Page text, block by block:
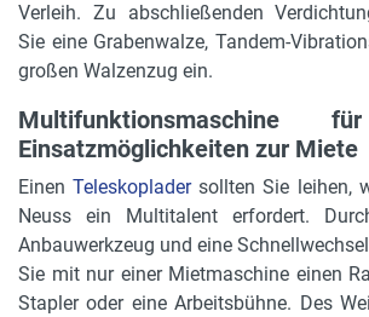
Verleih. Zu abschließenden
Sie eine Grabenwalze, Tandem-
großen Walzenzug ein.
Multifunktionsmaschine
Einsatzmöglichkeiten zur Miete
EinenTeleskopladersollten Sie leihen,
Neuss ein Multitalent erfordert.
Anbauwerkzeug und eine
Sie mit nur einer Mietmaschine einen
Stapler oder eine Arbeitsbühne. Des